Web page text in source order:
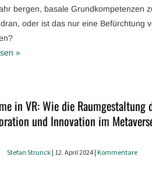
bergen, basale Grundkompetenzen
oder ist das nur eine Befürchtung
»
in VR: Wie die
und Innovation im
Stefan Strunck | 12. April 2024 | Kommentare